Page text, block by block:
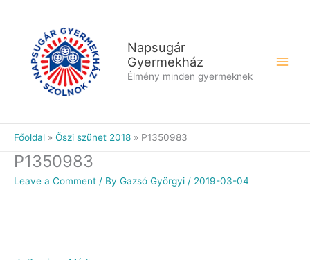
Napsugár
Gyermekház
Élmény minden gyermeknek
Főoldal Őszi szünet 2018 P1350983
P1350983
Leave a Comment / By Gazsó Györgyi / 2019-03-04